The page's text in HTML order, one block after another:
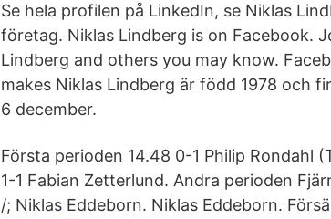
Se hela profilen på LinkedIn, se Niklas
företag. Niklas Lindberg is on Facebook.
Lindberg and others you may know.
makes Niklas Lindberg är född 1978 och
6 december.
Första perioden 14.48 0-1 Philip Rondahl
1-1 Fabian Zetterlund. Andra perioden
/; Niklas Eddeborn. Niklas Eddeborn.